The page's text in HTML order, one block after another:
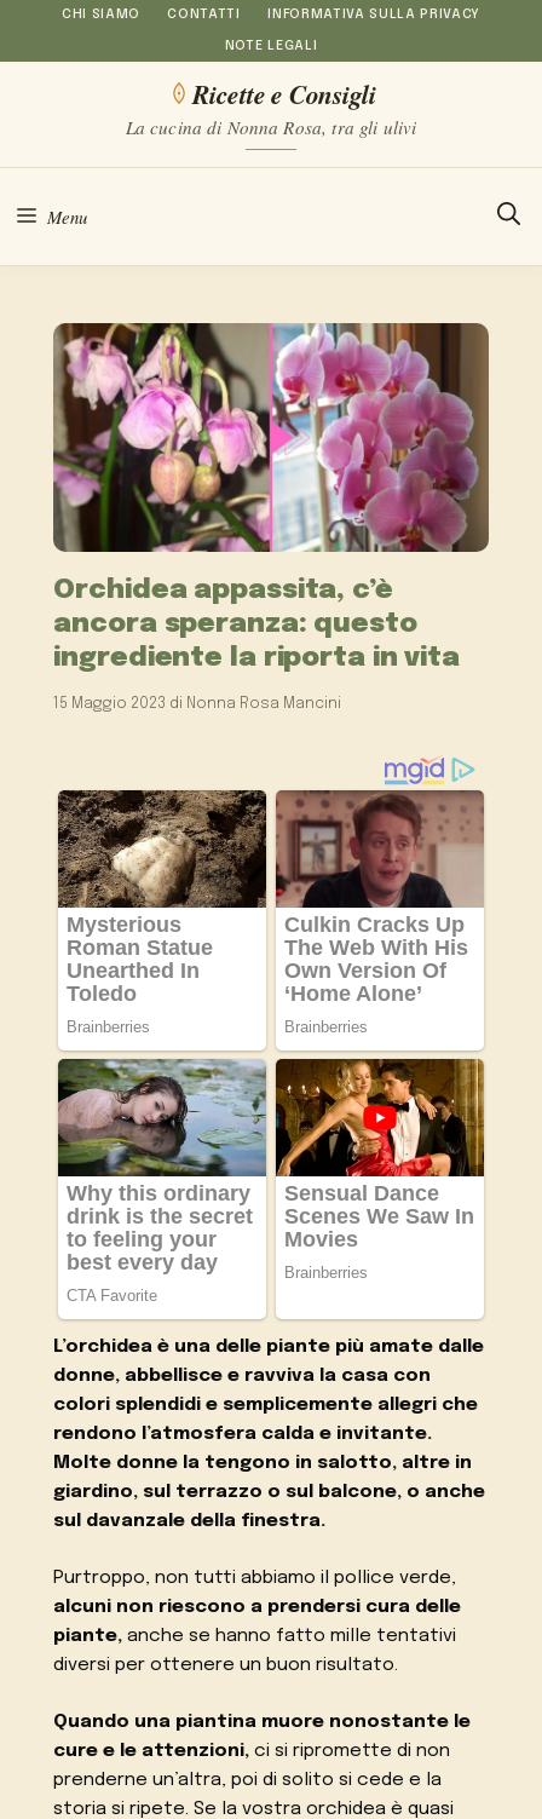
al
CHI SIAMO CONTATTI INFORMATIVA SULLA PRIVACY
NOTE LEGALI
Ricette e Consigli
La cucina di Nonna Rosa, tra gli ulivi
Menu
Orchidea appassita, c’è
ancora speranza: questo
ingrediente la riporta in vita
15 Maggio 2023 di Nonna Rosa Mancini
L’orchidea è una delle piante più amate dalle
donne, abbellisce e ravviva la casa con
colori splendidi e semplicemente allegri che
rendono l’atmosfera calda e invitante.
Molte donne la tengono in salotto, altre in
giardino, sul terrazzo o sul balcone, o anche
sul davanzale della finestra.
Purtroppo, non tutti abbiamo il pollice verde,
alcuni non riescono a prendersi cura delle
piante, anche se hanno fatto mille tentativi
diversi per ottenere un buon risultato.
Quando una piantina muore nonostante le
cure e le attenzioni, ci si ripromette di non
prenderne un’altra, poi di solito si cede e la
storia si ripete. Se la vostra orchidea è quasi